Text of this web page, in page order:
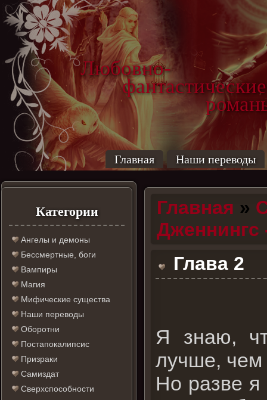
Любовно-
фантастические
Главная Наши переводы
Категории
Ангелы и демоны
Бессмертные, боги
Вампиры
Магия
Мифические существа
Наши переводы
Оборотни
Постапокалипсис
Призраки
Самиздат
Сверхспособности
Главная »
Дженнингс
Глава 2
Я знаю,
лучше,
Но разве я